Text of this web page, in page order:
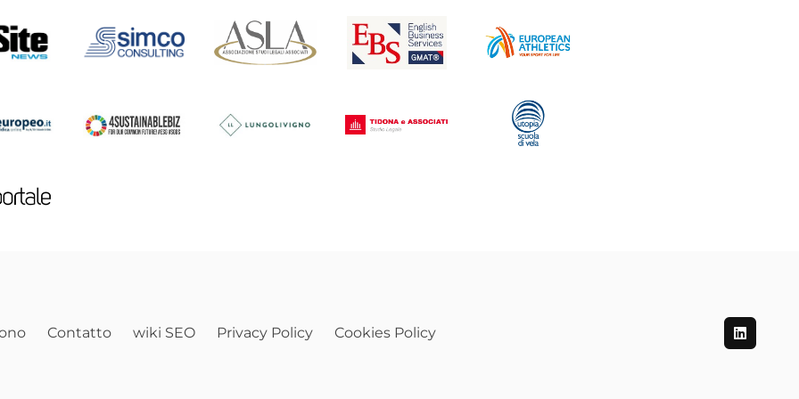
Contatto wiki SEO Privacy Policy Cookies Policy